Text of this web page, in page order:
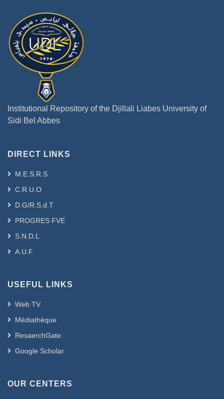
Institutional Repository of the Djillali Liabes University of
Sidi Bel Abbes
DIRECT LINKS
M.E.S.R.S
C.R.U.O
D.G/R.S.d.T
PROGRES FVE
S.N.D.L
A.U.F
USEFUL LINKS
Web TV
Médiathèque
ResaerchGate
Google Scholar
OUR CENTERS